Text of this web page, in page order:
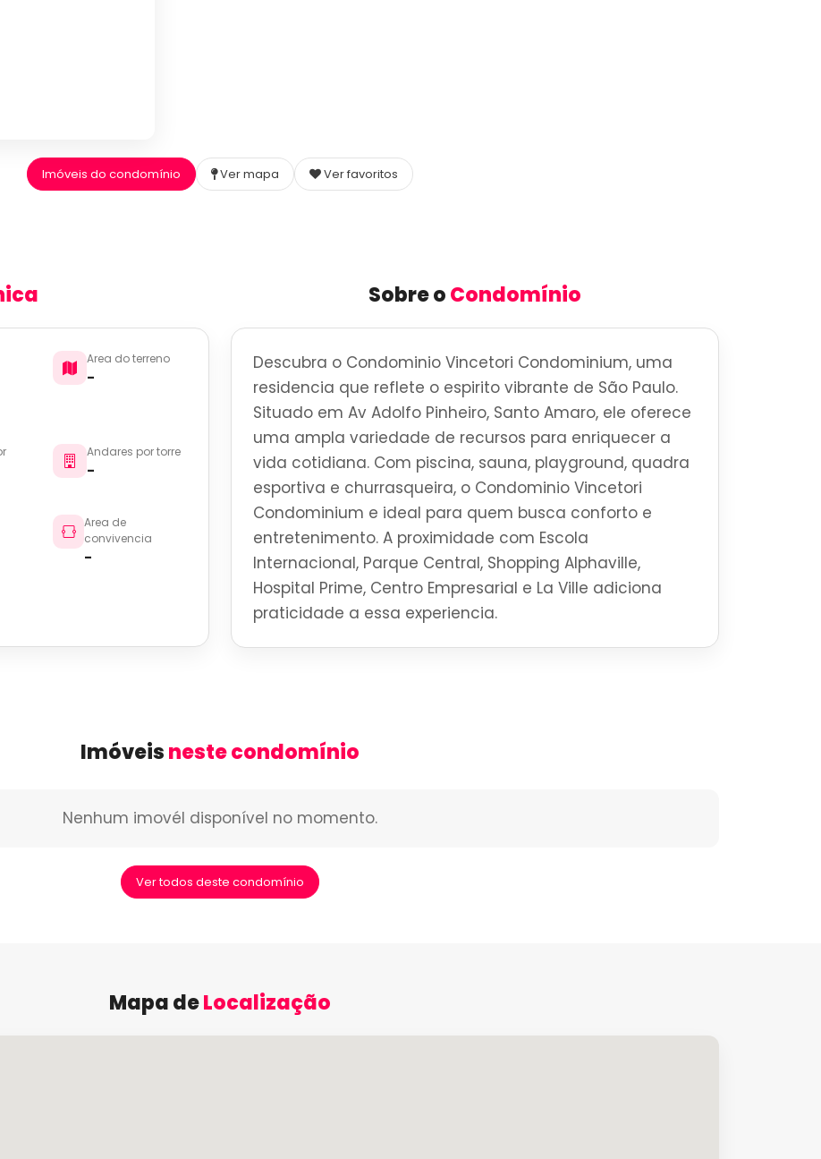
Imóveis do condomínio Ver mapa Ver favoritos
Area do terreno
-
Andares por torre
-
Area de
convivencia
-
Sobre oCondomínio
Descubra o Condominio Vincetori Condominium, uma
residencia que reflete o espirito vibrante de São Paulo.
Situado em Av Adolfo Pinheiro, Santo Amaro, ele oferece
uma ampla variedade de recursos para enriquecer a
vida cotidiana. Com piscina, sauna, playground, quadra
esportiva e churrasqueira, o Condominio Vincetori
Condominium e ideal para quem busca conforto e
entretenimento. A proximidade com Escola
Internacional, Parque Central, Shopping Alphaville,
Hospital Prime, Centro Empresarial e La Ville adiciona
praticidade a essa experiencia.
Imóveisneste condomínio
Nenhum imovél disponível no momento.
Ver todos deste condomínio
Mapa deLocalização